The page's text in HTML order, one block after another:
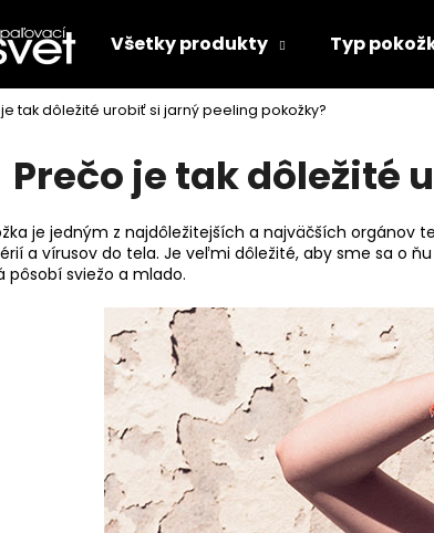
Všetky produkty Typ
tak dôležité urobiť si jarný peeling pokožky?
Prečo je tak dôležité
je jedným z najdôležitejších a najväčších orgánov
a vírusov do tela. Je veľmi dôležité, aby sme sa o
pôsobí sviežo a mlado.
Čo